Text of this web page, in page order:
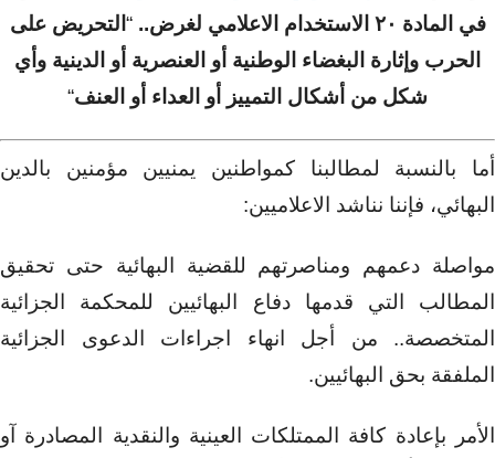
في المادة ٢٠ الاستخدام الاعلامي لغرض..
“ التحريض على
الحرب وإثارة البغضاء الوطنية أو العنصرية أو الدينية وأي
شكل من أشكال التمييز أو العداء أو العنف“
أما بالنسبة لمطالبنا كمواطنين يمنيين مؤمنين بالدين
البهائي، فإننا نناشد الاعلاميين:
مواصلة دعمهم ومناصرتهم للقضية البهائية حتى تحقيق
المطالب التي قدمها دفاع البهائيين للمحكمة الجزائية
المتخصصة.. من أجل انهاء اجراءات الدعوى الجزائية
الملفقة بحق البهائيين.
الأمر بإعادة كافة الممتلكات العينية والنقدية المصادرة آو